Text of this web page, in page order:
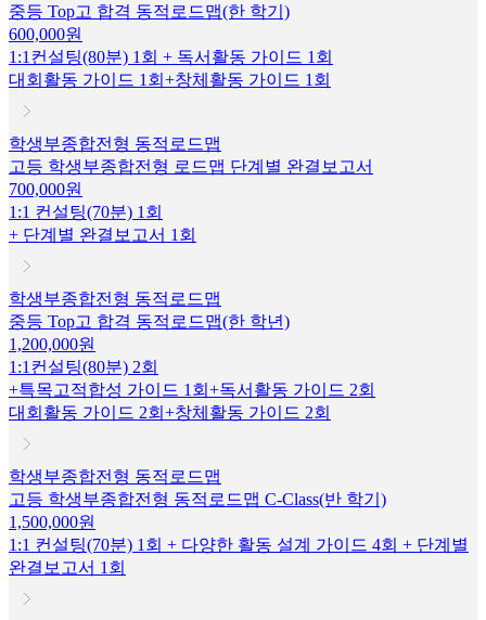
중등 Top고 합격 동적로드맵(한 학기)
600,000원
1:1컨설팅(80분) 1회 + 독서활동 가이드 1회
대회활동 가이드 1회+창체활동 가이드 1회
학생부종합전형 동적로드맵
고등 학생부종합전형 로드맵 단계별 완결보고서
700,000원
1:1 컨설팅(70분) 1회
+ 단계별 완결보고서 1회
학생부종합전형 동적로드맵
중등 Top고 합격 동적로드맵(한 학년)
1,200,000원
1:1컨설팅(80분) 2회
+특목고적합성 가이드 1회+독서활동 가이드 2회
대회활동 가이드 2회+창체활동 가이드 2회
학생부종합전형 동적로드맵
고등 학생부종합전형 동적로드맵 C-Class(반 학기)
1,500,000원
1:1 컨설팅(70분) 1회 + 다양한 활동 설계 가이드 4회 + 단계별
완결보고서 1회